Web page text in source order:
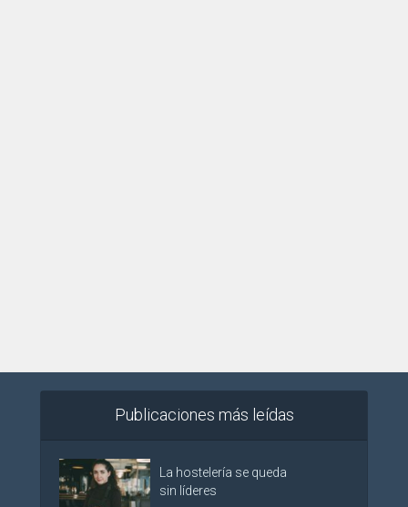
Publicaciones más leídas
La hostelería se queda
sin líderes